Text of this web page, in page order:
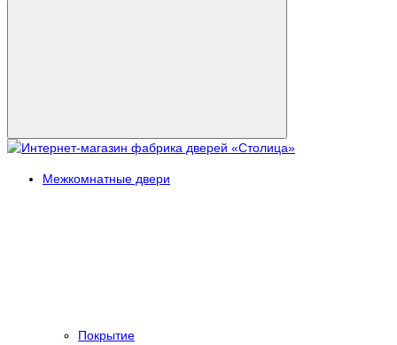
Межкомнатные двери
Покрытие